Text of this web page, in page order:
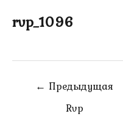
rvp_1096
Навигация
← Предыдущая
Rvp